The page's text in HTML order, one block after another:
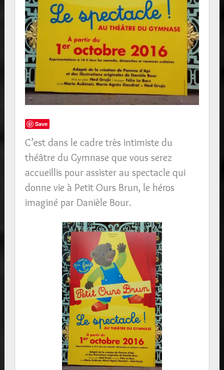
Save
C’est dans le cadre très intimiste du
théâtre du Gymnase que vous serez
accueillis pour assister au spectacle qui
donne vie à Petit Ours Brun, le héros
imaginé par Danièle Bour.